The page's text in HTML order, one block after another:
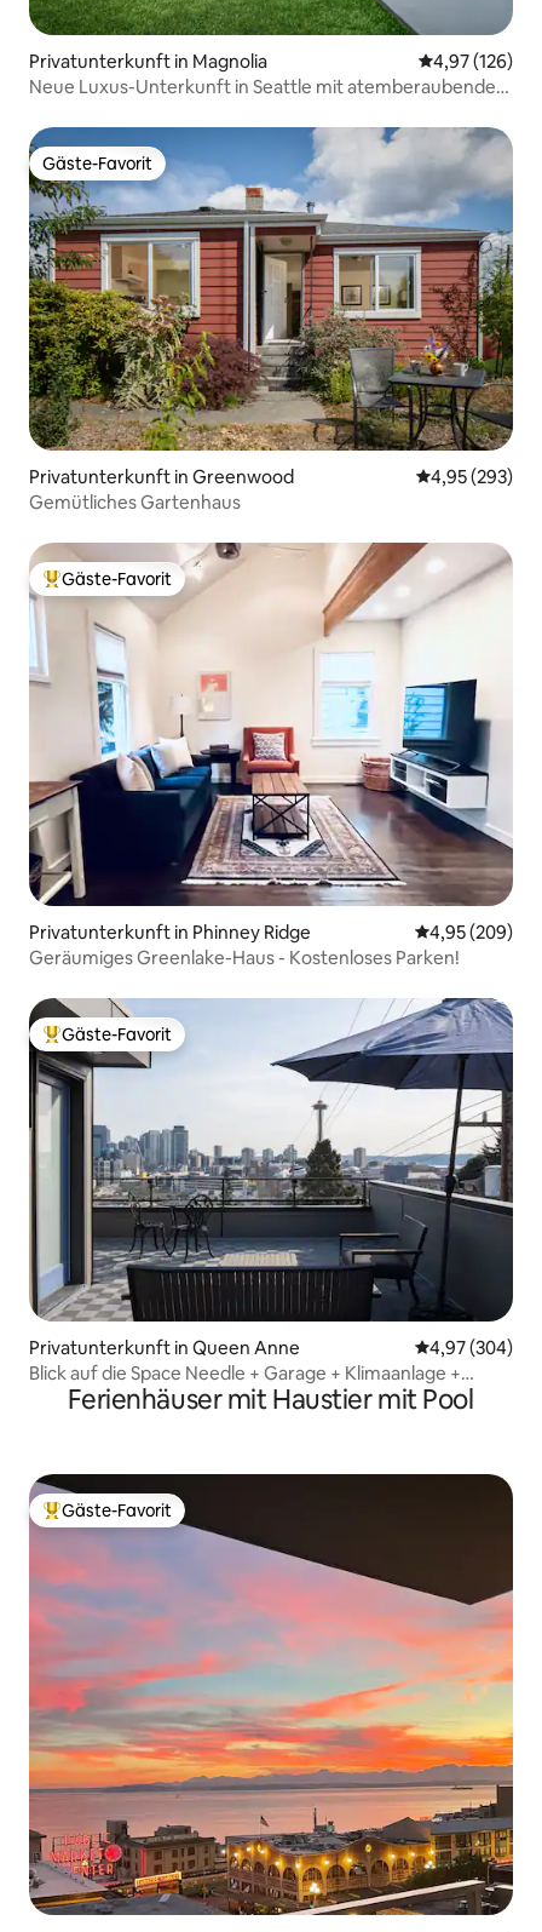
Privatunterkunft in Magnolia
4,97 (126)
Neue Luxus-Unterkunft in Seattle mit atemberaubendem
Gäste-Favorit
Gäste-Favorit
Privatunterkunft in Greenwood
4,95 (293)
Gemütliches Gartenhaus
Beliebter Gäste-Favorit.
Gäste-Favorit
Privatunterkunft in Phinney Ridge
4,95 (209)
Geräumiges Greenlake-Haus - Kostenloses Parken!
Beliebter Gäste-Favorit.
Gäste-Favorit
Privatunterkunft in Queen Anne
4,97 (304)
Blick auf die Space Needle + Garage + Klimaanlage +
Haustierfreundlich
Ferienhäuser mit Haustier mit Pool
Beliebter Gäste-Favorit.
Gäste-Favorit